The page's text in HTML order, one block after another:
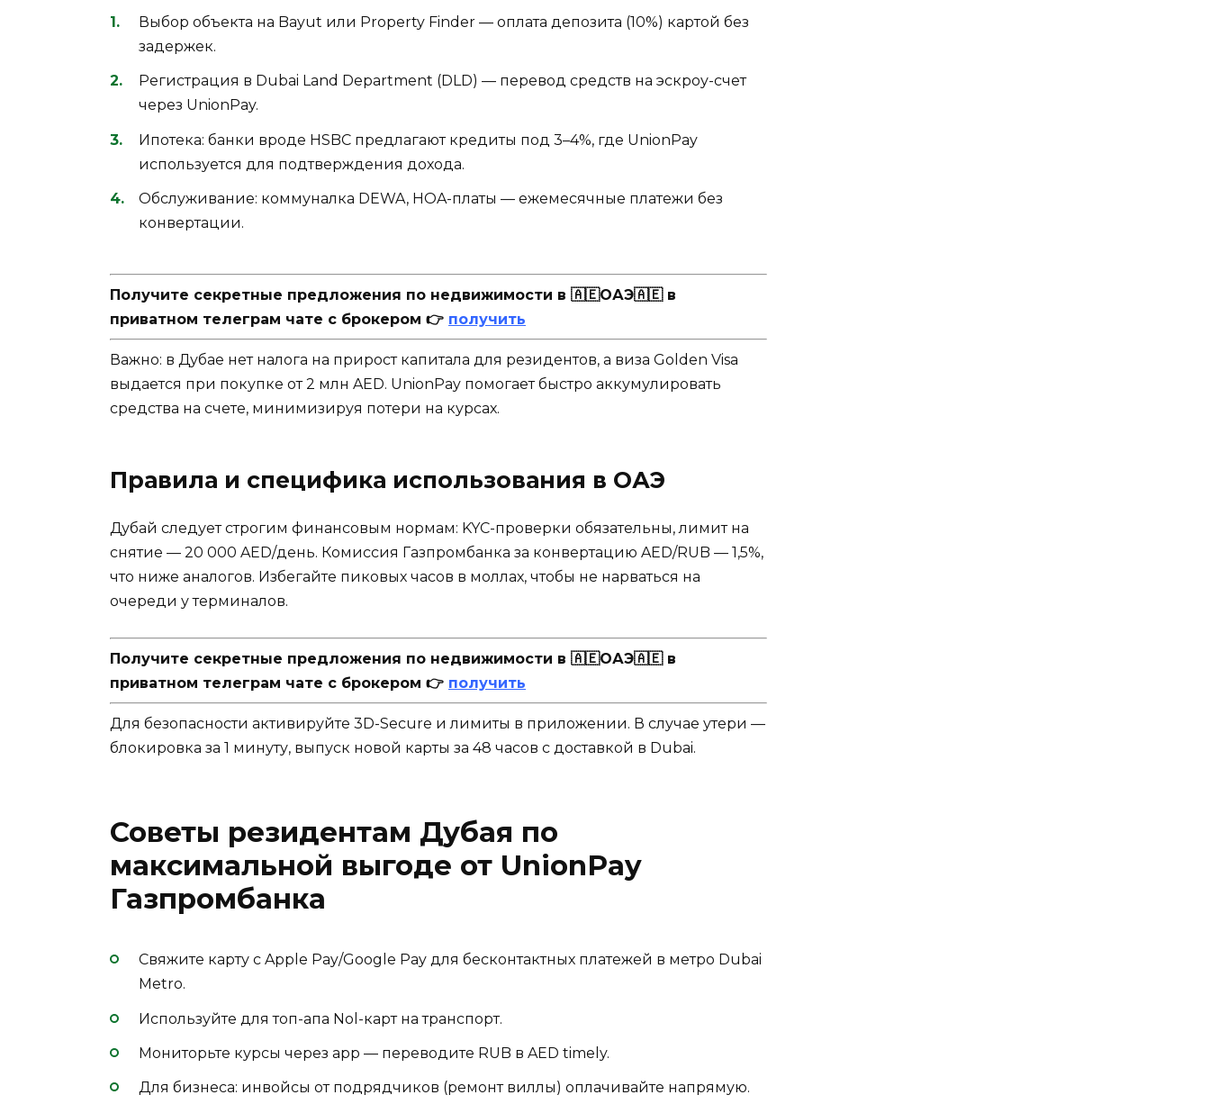
Выбор объекта на Bayut или Property Finder — оплата депозита (10%) картой без
задержек.
Регистрация в Dubai Land Department (DLD) — перевод средств на эскроу-счет
через UnionPay.
Ипотека: банки вроде HSBC предлагают кредиты под 3–4%, где UnionPay
используется для подтверждения дохода.
Обслуживание: коммуналка DEWA, HOA-платы — ежемесячные платежи без
конвертации.
Получите секретные предложения по недвижимости в 🇦🇪ОАЭ🇦🇪 в
приватном телеграм чате с брокером 👉 получить
Важно: в Дубае нет налога на прирост капитала для резидентов, а виза Golden Visa
выдается при покупке от 2 млн AED. UnionPay помогает быстро аккумулировать
средства на счете, минимизируя потери на курсах.
Правила и специфика использования в ОАЭ
Дубай следует строгим финансовым нормам: KYC-проверки обязательны, лимит на
снятие — 20 000 AED/день. Комиссия Газпромбанка за конвертацию AED/RUB — 1,5%,
что ниже аналогов. Избегайте пиковых часов в моллах, чтобы не нарваться на
очереди у терминалов.
Получите секретные предложения по недвижимости в 🇦🇪ОАЭ🇦🇪 в
приватном телеграм чате с брокером 👉 получить
Для безопасности активируйте 3D-Secure и лимиты в приложении. В случае утери —
блокировка за 1 минуту, выпуск новой карты за 48 часов с доставкой в Dubai.
Советы резидентам Дубая по
максимальной выгоде от UnionPay
Газпромбанка
Свяжите карту с Apple Pay/Google Pay для бесконтактных платежей в метро Dubai
Metro.
Используйте для топ-апа Nol-карт на транспорт.
Мониторьте курсы через app — переводите RUB в AED timely.
Для бизнеса: инвойсы от подрядчиков (ремонт виллы) оплачивайте напрямую.